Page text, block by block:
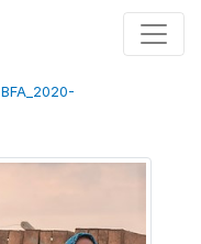
BFA_2020-